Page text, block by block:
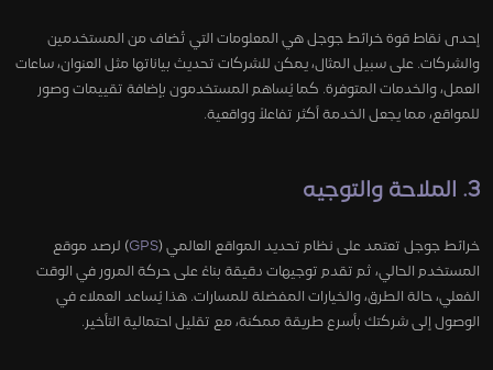
إحدى نقاط قوة خرائط جوجل هي المعلومات التي تُضاف من المستخدمين
والشركات. على سبيل المثال، يمكن للشركات تحديث بياناتها مثل العنوان، ساعات
العمل، والخدمات المتوفرة. كما يُساهم المستخدمون بإضافة تقييمات وصور
للمواقع، مما يجعل الخدمة أكثر تفاعلاً وواقعية.
3. الملاحة والتوجيه
خرائط جوجل تعتمد على نظام تحديد المواقع العالمي (GPS) لرصد موقع
المستخدم الحالي، ثم تقدم توجيهات دقيقة بناءً على حركة المرور في الوقت
الفعلي، حالة الطرق، والخيارات المفضلة للمسارات. هذا يُساعد العملاء في
الوصول إلى شركتك بأسرع طريقة ممكنة، مع تقليل احتمالية التأخير.